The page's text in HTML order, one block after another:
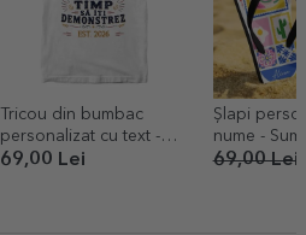
Tricou din bumbac
personalizat cu text -
Pensionar, știu tot
69,00 Lei
Șlapi
nume -
69,00 Lei